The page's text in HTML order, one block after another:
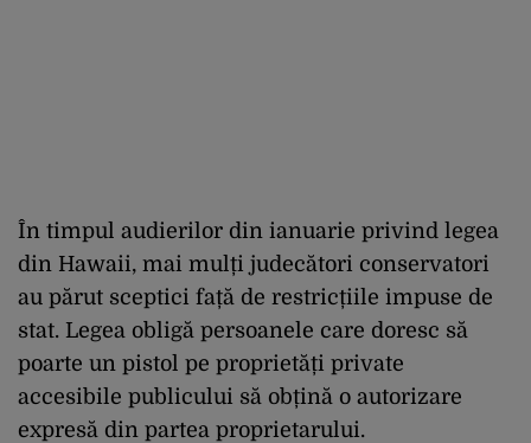
În timpul audierilor din ianuarie privind legea
din Hawaii, mai mulți judecători conservatori
au părut sceptici față de restricțiile impuse de
stat. Legea obligă persoanele care doresc să
poarte un pistol pe proprietăți private
accesibile publicului să obțină o autorizare
expresă din partea proprietarului.